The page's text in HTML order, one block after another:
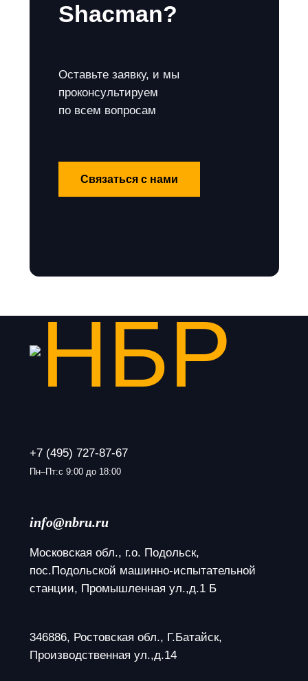
Shacman?
Оставьте заявку, и мы
проконсультируем
по всем вопросам
Связаться с нами
+7 (495) 727-87-67
Пн–Пт:с 9:00 до 18:00
info@nbru.ru
Московская обл., г.о. Подольск,
пос.Подольской машинно-испытательной
станции, Промышленная ул.,д.1 Б
346886, Ростовская обл., Г.Батайск,
Производственная ул.,д.14